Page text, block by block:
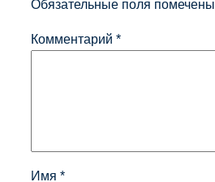
Обязательные поля помечены
Комментарий *
Имя *